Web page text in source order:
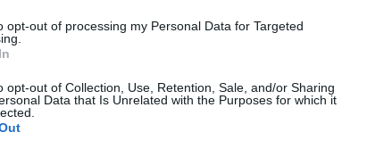
opt-out of processing my Personal Data for Targeted
opt-out of Collection, Use, Retention, Sale, and/or Sharing
Data that Is Unrelated with the Purposes for which it
la partenza alle prime ore del mattino di
per quanto possibile, venerdì